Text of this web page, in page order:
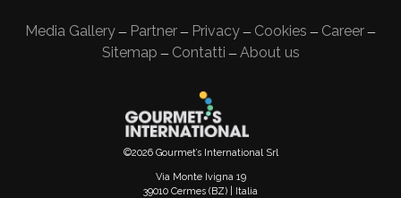
Media Gallery — Partner — Privacy — Cookies — Career —
Sitemap — Contatti — About us
©2026 Gourmet’s International Srl
Via Monte Ivigna 19
39010 Cermes (BZ) | Italia